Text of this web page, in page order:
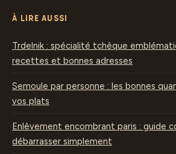
À LIRE AUSSI
Trdelnik : spécialité tchèque
recettes et bonnes adresses
Semoule par personne : les bonnes
vos plats
Enlèvement encombrant paris : guide
débarrasser simplement